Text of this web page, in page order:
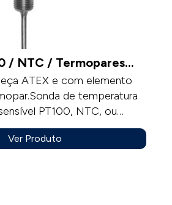
/ NTC / Termopares
ATEX e com elemento
de temperatura
PT100, NTC, ou
montagem para
sempre sem mostrador.
Ver Produto